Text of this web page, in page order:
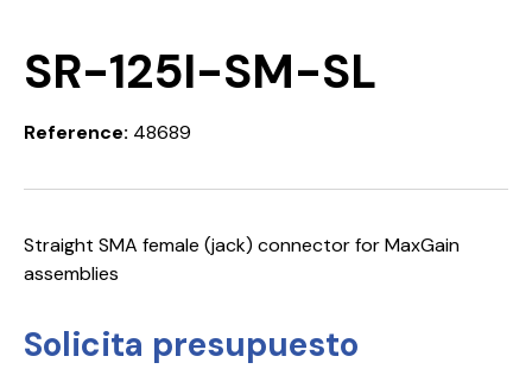
SR-125I-SM-SL
Reference: 48689
Straight SMA female (jack) connector for MaxGain
assemblies
Solicita presupuesto